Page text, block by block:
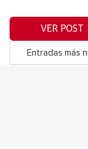
VER POST
Entradas más